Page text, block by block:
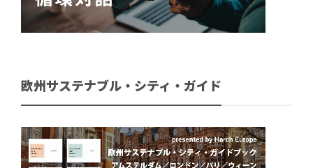
欧州サステナブル・シティ・ガイド